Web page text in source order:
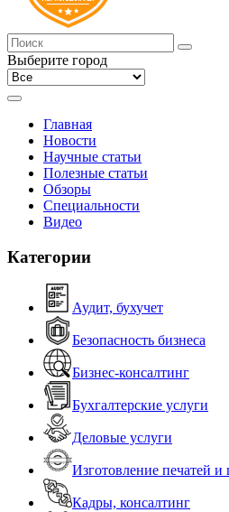
Выберите город
Главная
Новости
Научные статьи
Полезные статьи
Обзоры
Специальности
Видео
Категории
Аудит, бухучет
Безопасность бизнеса
Бизнес-консалтинг
Бухгалтерские услуги
Деловые услуги
Изготовление печатей
Кадры, консалтинг